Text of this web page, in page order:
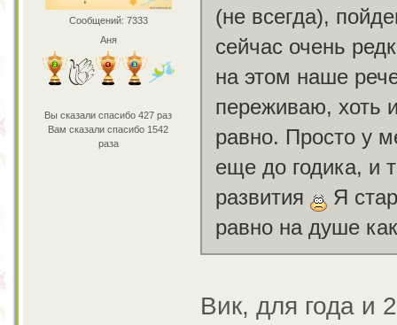
Сообщений: 7333
Аня
Вы сказали спасибо 427 раз
Вам сказали спасибо 1542
раза
(не всегда),
сейчас очень
на этом наше
переживаю, хоть
равно. Просто у
еще до годика, и
развития
Я
равно на душе
Вик, для года и